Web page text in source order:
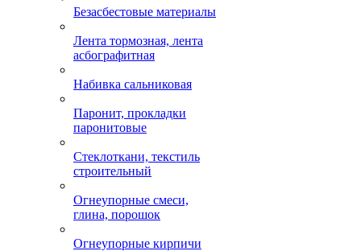
Безасбестовые материалы
Лента тормозная, лента
асбографитная
Набивка сальниковая
Паронит, прокладки
паронитовые
Стеклоткани, текстиль
строительный
Огнеупорные смеси,
глина, порошок
Огнеупорные кирпичи